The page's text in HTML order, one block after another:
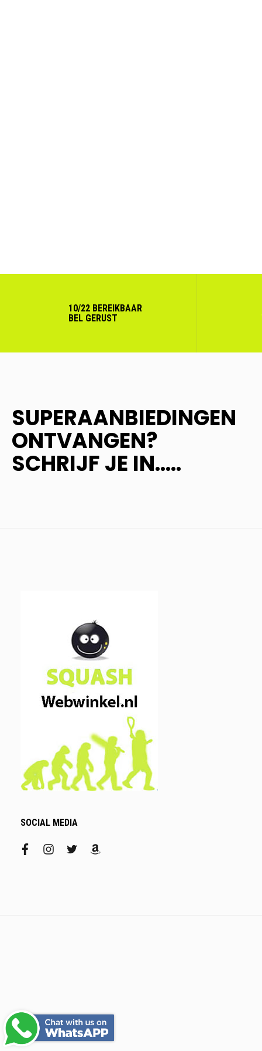
10/22 BEREIKBAAR
BEL GERUST
SUPERAANBIEDINGEN
ONTVANGEN?
SCHRIJF JE IN.....
SOCIAL MEDIA
facebookinstagram
twitteramazon